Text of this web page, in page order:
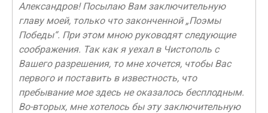
Александров! Посылаю Вам заключительную
главу моей, только что законченной „Поэмы
Победы“. При этом мною руководят следующие
соображения. Так как я уехал в Чистополь с
Вашего разрешения, то мне хочется, чтобы Вас
первого и поставить в известность, что
пребывание мое здесь не оказалось бесплодным.
Во-вторых, мне хотелось бы эту заключительную